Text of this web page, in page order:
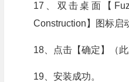
17、双击桌面【
Construction】图标启
18、点击【确定】（
19、安装成功。